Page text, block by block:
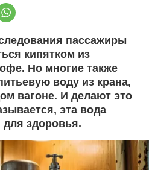
пассажиры
кипятком из
Но многие также
воду из крана,
вагоне. И делают это
эта вода
здоровья.